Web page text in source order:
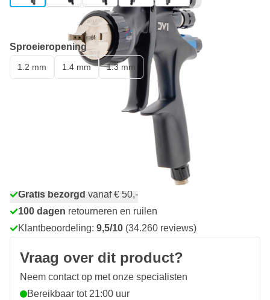
+3
Sproeieropening
1.2 mm 1.4 mm 1.3 mm
In mijn winkelwagen
morgen bezorgd
Gratis bezorgd vanaf € 50,-
100 dagen retourneren en ruilen
Klantbeoordeling: 9,5/10 (34.260 reviews)
Vraag over dit product?
Neem contact op met onze specialisten
Bereikbaar tot 21:00 uur